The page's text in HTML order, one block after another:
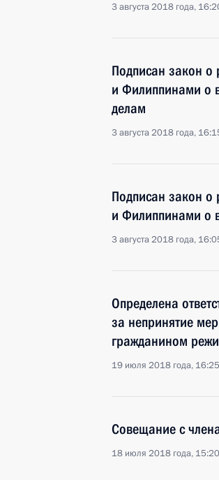
3 августа 2018 года,
Подписан закон о
и Филиппинами о
делам
3 августа 2018 года,
Подписан закон о
и Филиппинами о
3 августа 2018 года,
Определена
за непринятие
гражданином
19 июля 2018 года, 16:25
Совещание с
18 июля 2018 года, 15:20